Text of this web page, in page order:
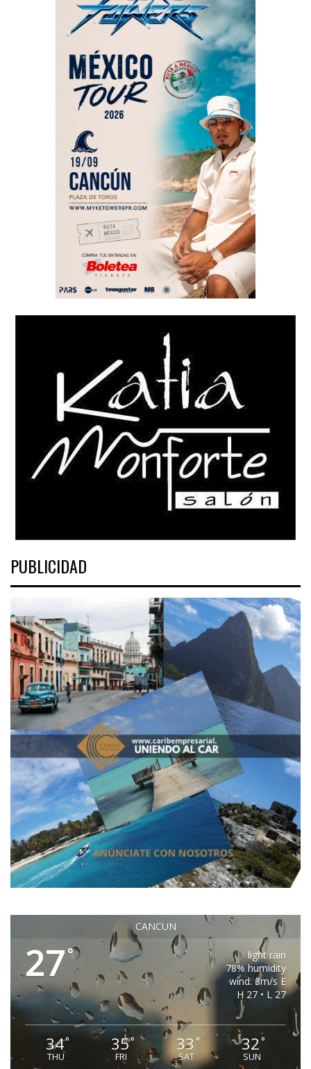
PUBLICIDAD
CANCUN
27°
light rain
78% humidity
wind: 3m/s E
H 27 • L 27
34°
THU
35°
FRI
33 °
SAT
32°
SUN